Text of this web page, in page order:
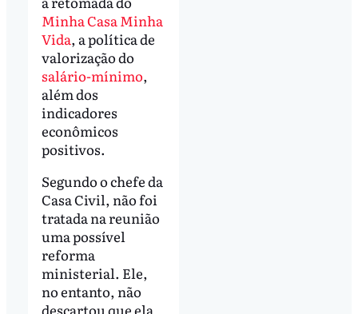
Minha Casa Minha
Vida, a política de
valorização do
salário-mínimo,
além dos
indicadores
econômicos
positivos.
Segundo o chefe da
Casa Civil, não foi
tratada na reunião
uma possível
reforma
ministerial. Ele,
no entanto, não
descartou que ela